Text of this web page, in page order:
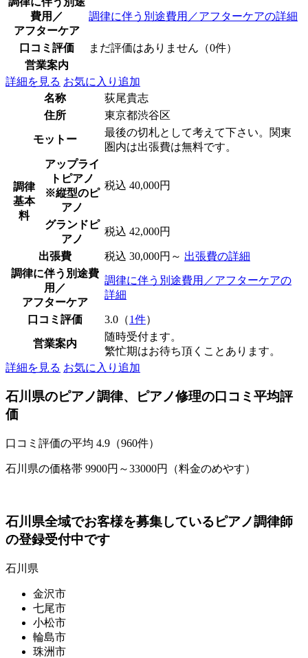
費用／
アフターケア
調律に伴う別途費用／アフターケアの詳細
口コミ評価
まだ評価はありません（0件）
営業案内
詳細を見る お気に入り追加
名称
荻尾貴志
住所
東京都渋谷区
モットー
最後の切札として考えて下さい。関東
圏内は出張費は無料です。
調律
基本
料
アップライ
トピアノ
※縦型のピ
アノ
税込 40,000円
グランドピ
アノ
税込 42,000円
出張費 税込 30,000円～ 出張費の詳細
調律に伴う別途費
用／
アフターケア
調律に伴う別途費用／アフターケアの
詳細
口コミ評価 3.0（1件）
営業案内
随時受付ます。
繁忙期はお待ち頂くことあります。
詳細を見る お気に入り追加
石川県のピアノ調律、ピアノ修理の口コミ平均評
価
口コミ評価の平均 4.9（960件）
石川県の価格帯 9900円～33000円（料金のめやす）
石川県全域でお客様を募集しているピアノ調律師
の登録受付中です
石川県
金沢市
七尾市
小松市
輪島市
珠洲市